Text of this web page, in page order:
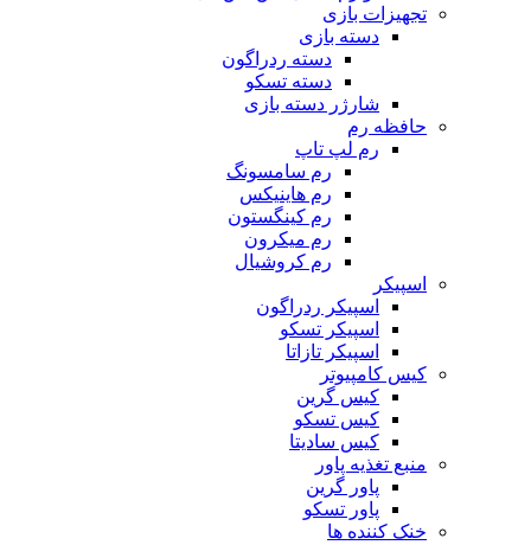
تجهیزات بازی
دسته بازی
دسته ردراگون
دسته تسکو
شارژر دسته بازی
حافظه رم
رم لپ تاپ
رم سامسونگ
رم هاینیکس
رم کینگستون
رم میکرون
رم کروشیال
اسپیکر
اسپیکر ردراگون
اسپیکر تسکو
اسپیکر تازاتا
کیس کامپیوتر
کیس گرین
کیس تسکو
کیس سادیتا
منبع تغذیه‌ پاور
پاور گرین
پاور تسکو
خنک کننده ها